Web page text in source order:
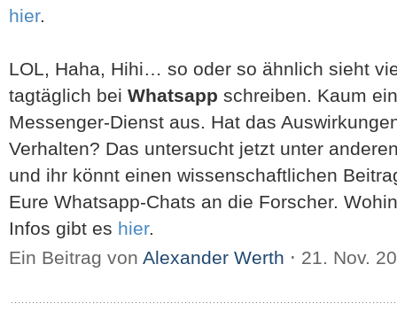
hier.
LOL, Haha, Hihi… so oder so ähnlich sieht
tagtäglich bei Whatsapp schreiben. Kaum
Messenger-Dienst aus. Hat das
Verhalten? Das untersucht jetzt unter
und ihr könnt einen wissenschaftlichen
Eure Whatsapp-Chats an die Forscher.
Infos gibt es hier.
Ein Beitrag von Alexander Werth ⋅ 21. Nov.